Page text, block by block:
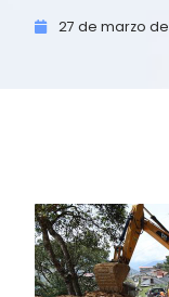
27 de marzo de